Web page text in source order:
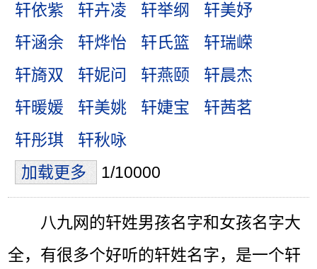
轩依紫
轩卉凌 轩举纲
轩美妤
轩涵余
轩烨怡 轩氏篮
轩瑞嵘
轩旖双
轩妮问 轩燕颐
轩晨杰
轩暖媛
轩美姚 轩婕宝
轩茜茗
轩彤琪
轩秋咏
加载更多
1/10000
八九网的轩姓男孩名字和女孩名字大
全，有很多个好听的轩姓名字，是一个轩